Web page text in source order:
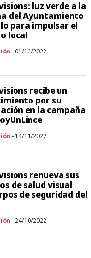
luz verde a la
del Ayuntamiento
para impulsar el
local
- 01/12/2022
recibe un
por su
en la campaña
- 14/11/2022
renueva sus
de salud visual
de seguridad del
- 24/10/2022